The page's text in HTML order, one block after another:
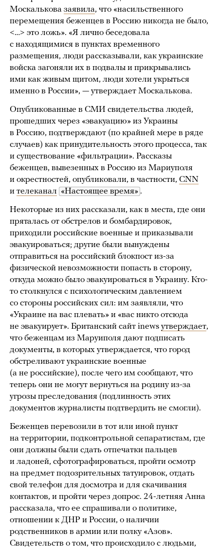
Москалькова заявила, что «насильственного
перемещения беженцев в Россию никогда не было,
<…> это ложь». «Я лично беседовала
с находящимися в пунктах временного
размещения, люди рассказывали, как украинские
войска загоняли их в подвалы и прикрывались
ими как живым щитом, люди хотели укрыться
именно в России», — утверждает Москалькова.
Опубликованные в СМИ свидетельства людей,
прошедших через «эвакуацию» из Украины
в Россию, подтверждают (по крайней мере в ряде
случаев) как принудительность этого процесса, так
и существование «фильтрации». Рассказы
беженцев, вывезенных в Россию из Мариуполя
и окрестностей, опубликовали, в частности, CNN
и телеканал «Настоящее время» .
Некоторые из них рассказали, как в места, где они
пряталась от обстрелов и бомбардировок,
приходили российские военные и приказывали
эвакуироваться; другие были вынуждены
отправиться на российский блокпост из-за
физической невозможности попасть в сторону,
откуда можно было эвакуироваться в Украину. Кто-
то столкнулся с психологическим давлением
со стороны российских сил: им заявляли, что
«Украине на вас плевать» и «вас никто отсюда
не эвакуирует». Британский сайт inews утверждает,
что беженцам из Маруиполя дают подписать
документы, в которых утверждается, что город
обстреливают украинские военные
(а не российские), после чего им сообщают, что
теперь они не могут вернуться на родину из-за
угрозы преследования (подлинность этих
документов журналисты подтвердить не смогли).
Беженцев перевозили в тот или иной пункт
на территории, подконтрольной сепаратистам, где
они должны были сдать отпечатки пальцев
и ладоней, сфотографироваться, пройти осмотр
на предмет подозрительных татуировок, отдать
свой телефон для досмотра и для скачивания
контактов, и пройти через допрос. 24-летняя Анна
рассказала, что ее спрашивали о политике,
отношении к ДНР и России, о наличии
родственников в армии или полку «Азов».
Свидетельств о том, что происходило с людьми,